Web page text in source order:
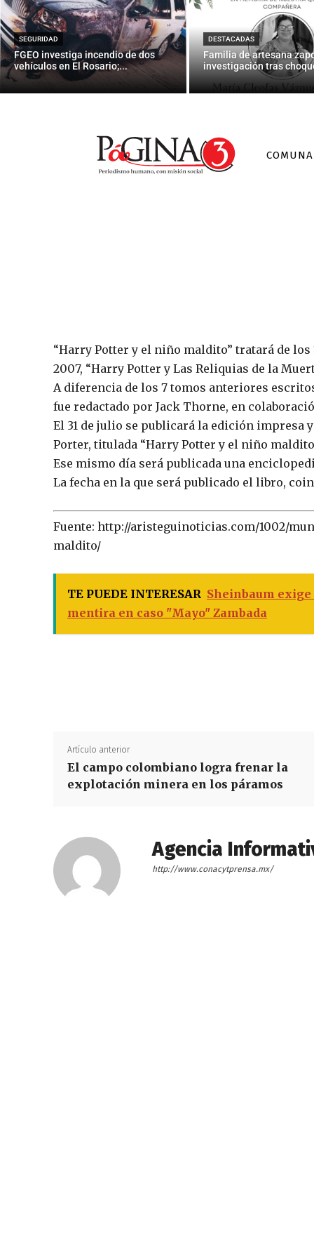
SEGURIDAD
FGEO investiga incendio de dos
vehículos en El Rosario;...
DESTACADAS
Familia de artesana
investigación tras
“Harry Potter y el niño maldito” tratará de
2007, “Harry Potter y Las Reliquias de la
A diferencia de los 7 tomos anteriores
fue redactado por Jack Thorne, en
El 31 de julio se publicará la edición impresa
Porter, titulada “Harry Potter y el niño
Ese mismo día será publicada una
La fecha en la que será publicado el libro,
Fuente: http://aristeguinoticias.com/1002/
maldito/
TE PUEDE INTERESAR Sheinbaum
mentira en caso "Mayo" Zambada
Artículo anterior
El campo colombiano logra frenar la
explotación minera en los páramos
Agencia
http://www.conacytprensa.mx/